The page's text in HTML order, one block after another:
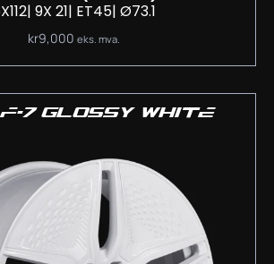
| 9X 21| ET45| Ø73.1
kr9,000 eks. mva.
7 GLOSSY WHITE